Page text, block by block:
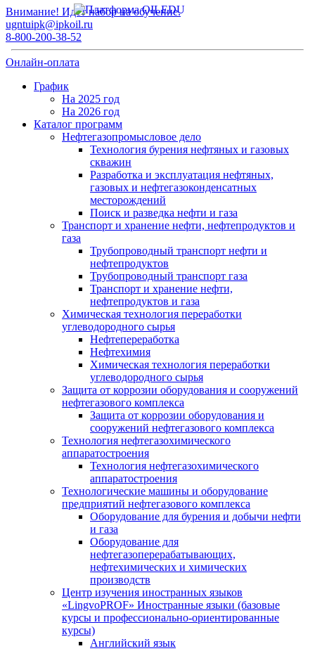
Внимание! Идет набор на обучение.
ugntuipk@ipkoil.ru
8-800-200-38-52
Онлайн-оплата
График
На 2025 год
На 2026 год
Каталог программ
Нефтегазопромысловое дело
Технология бурения нефтяных и газовых
скважин
Разработка и эксплуатация нефтяных,
газовых и нефтегазоконденсатных
месторождений
Поиск и разведка нефти и газа
Транспорт и хранение нефти, нефтепродуктов и
газа
Трубопроводный транспорт нефти и
нефтепродуктов
Трубопроводный транспорт газа
Транспорт и хранение нефти,
нефтепродуктов и газа
Химическая технология переработки
углеводородного сырья
Нефтепереработка
Нефтехимия
Химическая технология переработки
углеводородного сырья
Защита от коррозии оборудования и сооружений
нефтегазового комплекса
Защита от коррозии оборудования и
сооружений нефтегазового комплекса
Технология нефтегазохимического
аппаратостроения
Технология нефтегазохимического
аппаратостроения
Технологические машины и оборудование
предприятий нефтегазового комплекса
Оборудование для бурения и добычи нефти
и газа
Оборудование для
нефтегазоперерабатывающих,
нефтехимических и химических
производств
Центр изучения иностранных языков
«LingvoPROF» Иностранные языки (базовые
курсы и профессионально-ориентированные
курсы)
Английский язык